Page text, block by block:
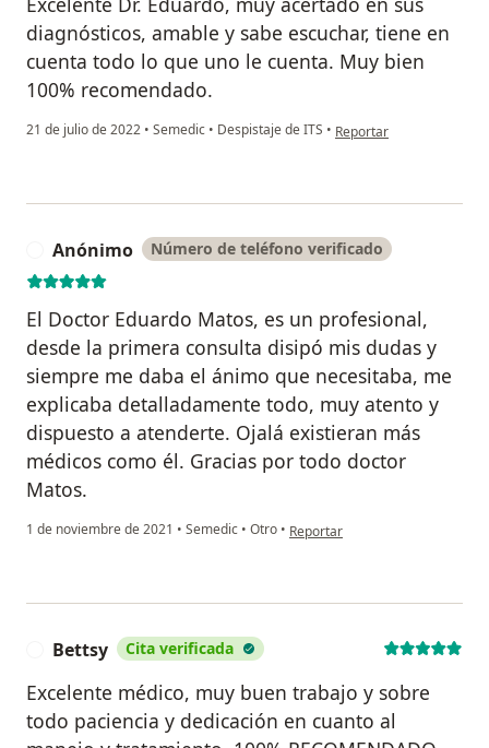
diagnósticos, amable y sabe escuchar, tiene en
cuenta todo lo que uno le cuenta. Muy bien
100% recomendado.
21 de julio de 2022 • Semedic • Despistaje de ITS • en opinión del usuario
Reportar
Anónimo Número de teléfono verificado
El Doctor Eduardo Matos, es un profesional,
desde la primera consulta disipó mis dudas y
siempre me daba el ánimo que necesitaba, me
explicaba detalladamente todo, muy atento y
dispuesto a atenderte. Ojalá existieran más
médicos como él. Gracias por todo doctor
Matos.
1 de noviembre de 2021 • Semedic • Otro • en opinión del usuario Anónimo
Reportar
Bettsy Cita verificada
Excelente médico, muy buen trabajo y sobre
todo paciencia y dedicación en cuanto al